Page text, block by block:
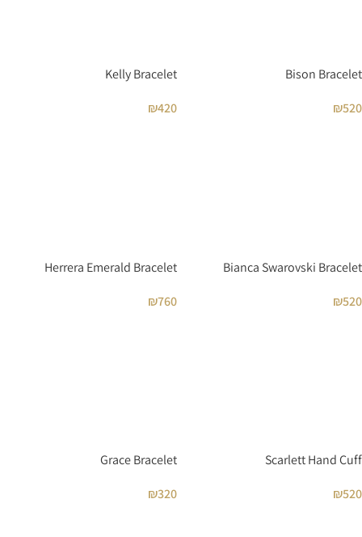
Bison Bracelet
₪520
Kelly Bracelet
₪420
Bianca Swarovski Bracelet
₪520
Herrera Emerald Bracelet
₪760
Scarlett Hand Cuff
₪520
Grace Bracelet
₪320